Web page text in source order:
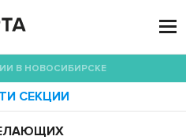

В НОВОСИБИРСКЕ
СЕКЦИИ